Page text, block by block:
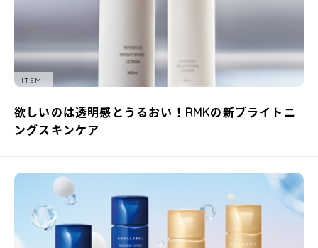
ITEM
欲しいのは透明感とうるおい！RMKの新ブライトニ
ングスキンケア